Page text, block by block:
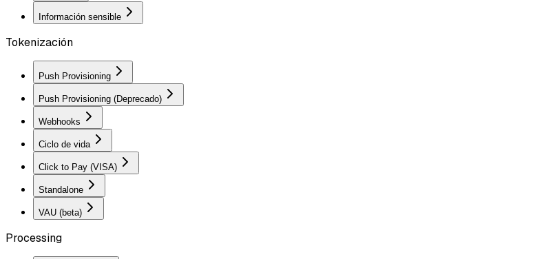
Información sensible
Tokenización
Push Provisioning
Push Provisioning (Deprecado)
Webhooks
Ciclo de vida
Click to Pay (VISA)
Standalone
VAU (beta)
Processing